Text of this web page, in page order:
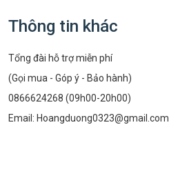
Thông tin khác
Tổng đài hỗ trợ miễn phí
(Gọi mua - Góp ý - Bảo hành)
0866624268 (09h00-20h00)
Email: Hoangduong0323@gmail.com